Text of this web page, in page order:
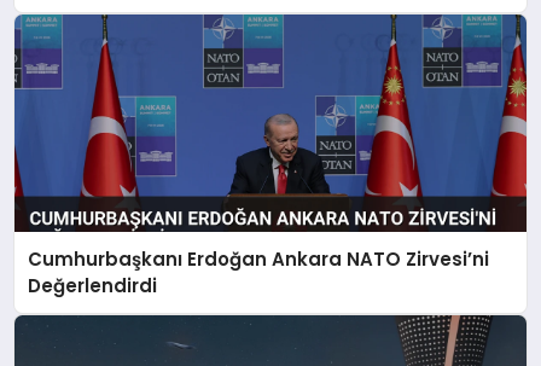
Cumhurbaşkanı Erdoğan Ankara NATO Zirvesi’ni
Değerlendirdi